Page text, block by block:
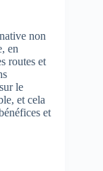
non
en
routes et
le
et cela
et